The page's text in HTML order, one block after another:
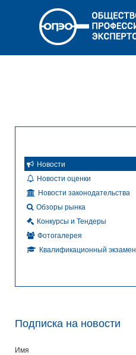
Новости
Новости оценки
Новости законодательства
Обзоры рынка
Конкурсы и Тендеры
Фотогалерея
Квалификационный экзамен
Подписка на новости
Имя